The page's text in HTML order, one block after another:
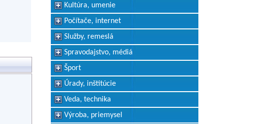
Kultúra, umenie
Počítače, internet
Služby, remeslá
Spravodajstvo, médiá
Šport
Úrady, inštitúcie
Veda, technika
Výroba, priemysel